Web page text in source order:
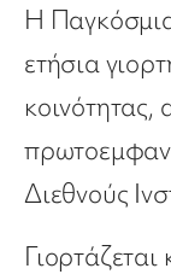
Η
ετήσια
κοινότητας,
Διεθνούς